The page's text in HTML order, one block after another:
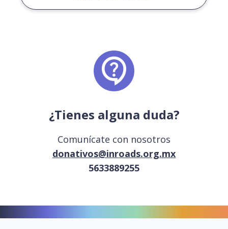
¿Tienes alguna duda?
Comunícate con nosotros
donativos@inroads.org.mx
5633889255